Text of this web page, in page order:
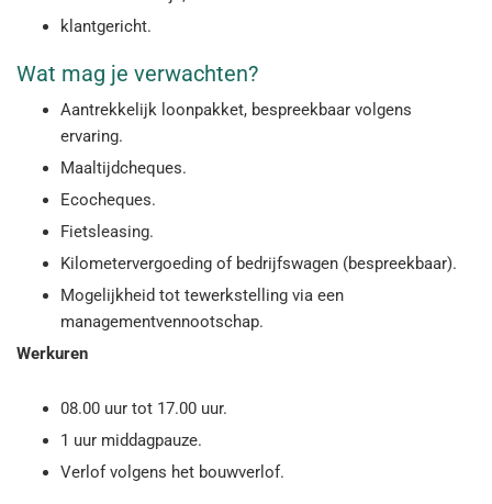
klantgericht.
Wat mag je verwachten?
Aantrekkelijk loonpakket, bespreekbaar volgens
ervaring.
Maaltijdcheques.
Ecocheques.
Fietsleasing.
Kilometervergoeding of bedrijfswagen (bespreekbaar).
Mogelijkheid tot tewerkstelling via een
managementvennootschap.
Werkuren
08.00 uur tot 17.00 uur.
1 uur middagpauze.
Verlof volgens het bouwverlof.